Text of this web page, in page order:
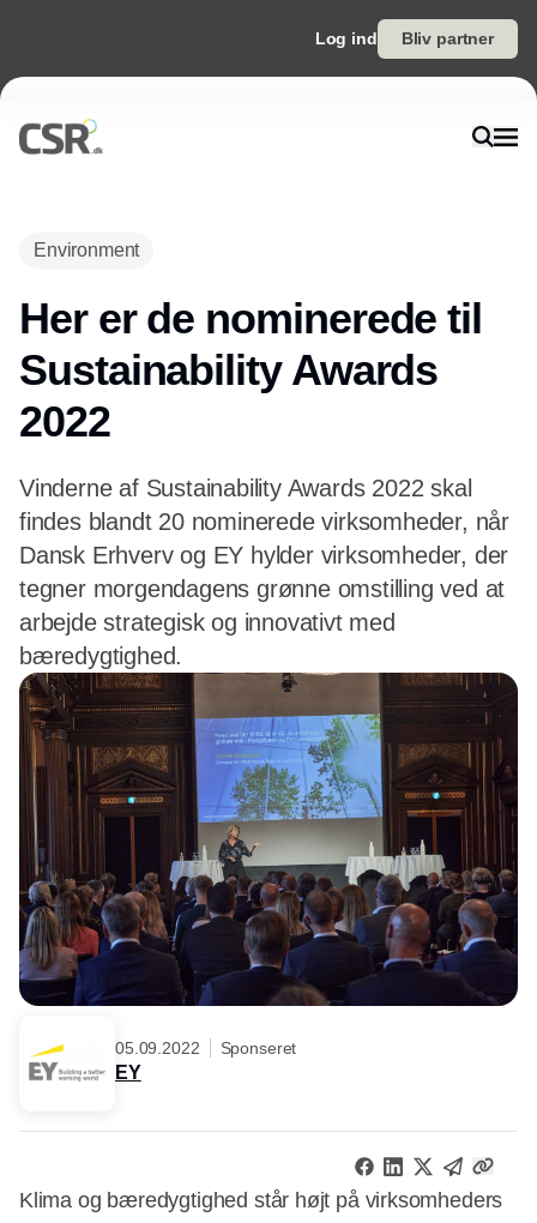
Log ind Bliv partner
Environment
Her er de nominerede til
Sustainability Awards
2022
Vinderne af Sustainability Awards 2022 skal
findes blandt 20 nominerede virksomheder, når
Dansk Erhverv og EY hylder virksomheder, der
tegner morgendagens grønne omstilling ved at
arbejde strategisk og innovativt med
bæredygtighed.
05.09.2022 Sponseret
EY
Klima og bæredygtighed står højt på virksomheders